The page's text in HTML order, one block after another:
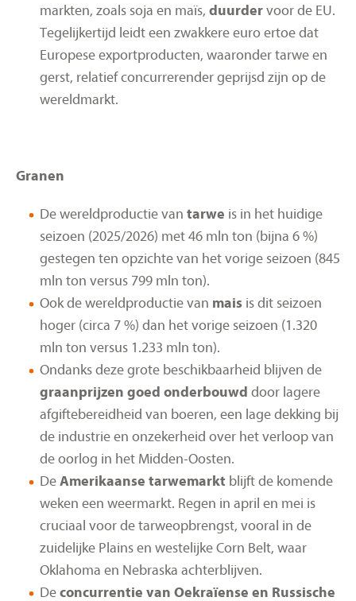
markten, zoals soja en maïs, duurdervoor de EU.
Tegelijkertijd leidt een zwakkere euro ertoe dat
Europese exportproducten, waaronder tarwe en
gerst, relatief concurrerender geprijsd zijn op de
wereldmarkt.
Granen
De wereldproductie van tarwe is in het huidige
seizoen (2025/2026) met 46 mln ton (bijna 6 %)
gestegen ten opzichte van het vorige seizoen (845
mln ton versus 799 mln ton).
Ook de wereldproductie van mais is dit seizoen
hoger (circa 7 %) dan het vorige seizoen (1.320
mln ton versus 1.233 mln ton).
Ondanks deze grote beschikbaarheid blijven de
graanprijzen goed onderbouwd door lagere
afgiftebereidheid van boeren, een lage dekking bij
de industrie en onzekerheid over het verloop van
de oorlog in het Midden-Oosten.
DeAmerikaanse tarwemarkt blijft de komende
weken een weermarkt. Regen in april en mei is
cruciaal voor de tarweopbrengst, vooral in de
zuidelijke Plains en westelijke Corn Belt, waar
Oklahoma en Nebraska achterblijven.
Deconcurrentie van Oekraïense en Russische